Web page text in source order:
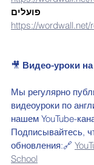
https://wordwall.net/
🎥 Видео-уроки на
Мы регулярно
видеоуроки по
нашем YouTube-
Подписывайтесь,
обновления:🔗
School